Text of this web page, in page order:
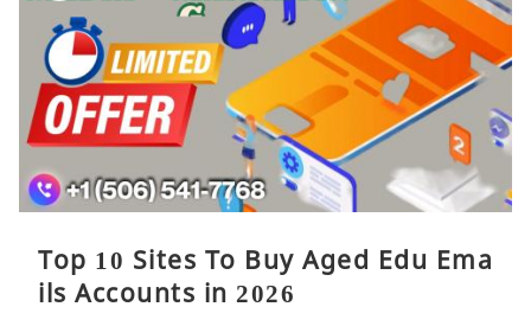
Top 10 Sites To Buy Aged Edu Ema
ils Accounts in 2026